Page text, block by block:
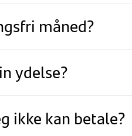
måned?
ydelse?
ikke kan betale?